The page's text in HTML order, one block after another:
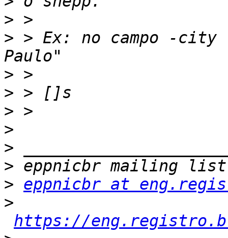
>
> > Ex: no campo -
>
>
>
>
>
>
> eppnicbr at
>
https://